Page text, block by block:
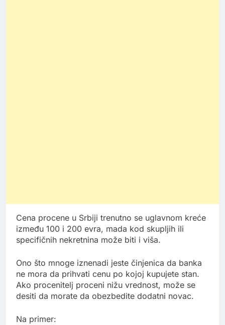
Cena procene u Srbiji trenutno se uglavnom kreće
između 100 i 200 evra, mada kod skupljih ili
specifičnih nekretnina može biti i viša.
Ono što mnoge iznenadi jeste činjenica da banka
ne mora da prihvati cenu po kojoj kupujete stan.
Ako procenitelj proceni nižu vrednost, može se
desiti da morate da obezbedite dodatni novac.
Na primer: